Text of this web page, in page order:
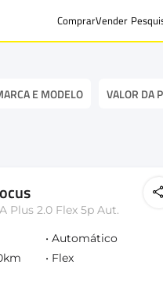
ComprarVender
E MODELO VALOR DA
Plus 2.0 Flex 5p Aut.
Automático
Flex